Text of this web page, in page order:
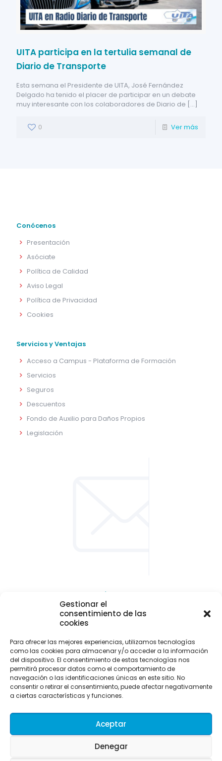
Gestionar el
consentimiento de las
cookies
Para ofrecer las mejores experiencias, utilizamos tecnologías
como las cookies para almacenar y/o acceder a la información
del dispositivo. El consentimiento de estas tecnologías nos
permitirá procesar datos como el comportamiento de
navegación o las identificaciones únicas en este sitio. No
consentir o retirar el consentimiento, puede afectar negativamente
a ciertas características y funciones.
Aceptar
Denegar
UITA participa en la tertulia semanal de
Diario de Transporte
Esta semana el Presidente de UITA, José Fernández
Delgado ha tenido el placer de participar en un debate
muy interesante con los colaboradores de Diario de […]
0 Ver más
Conócenos
Presentación
Asóciate
Política de Calidad
Aviso Legal
Política de Privacidad
Cookies
Servicios y Ventajas
Acceso a Campus - Plataforma de Formación
Servicios
Seguros
Descuentos
Fondo de Auxilio para Daños Propios
Legislación
CONTACTO Y LOCALIZACIÓN
Parque empresarial de Asipo
Plaza Julio Alberto Blanco, 1 - 1ª planta - Of. 33
info@uitaasturias.com
985 741 141 Móvil: 639 711 231 / 605 04 96 50